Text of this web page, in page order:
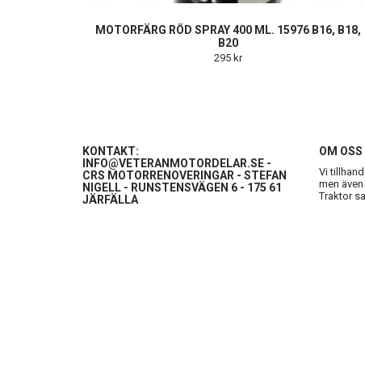
MOTORFÄRG RÖD SPRAY 400 ML. 15976 B16, B18,
B20
295 kr
KONTAKT:
INFO@VETERANMOTORDELAR.SE -
CRS MOTORRENOVERINGAR - STEFAN
NIGELL - RUNSTENSVÄGEN 6 - 175 61
JÄRFÄLLA
OM OSS
Vi
men
Traktor